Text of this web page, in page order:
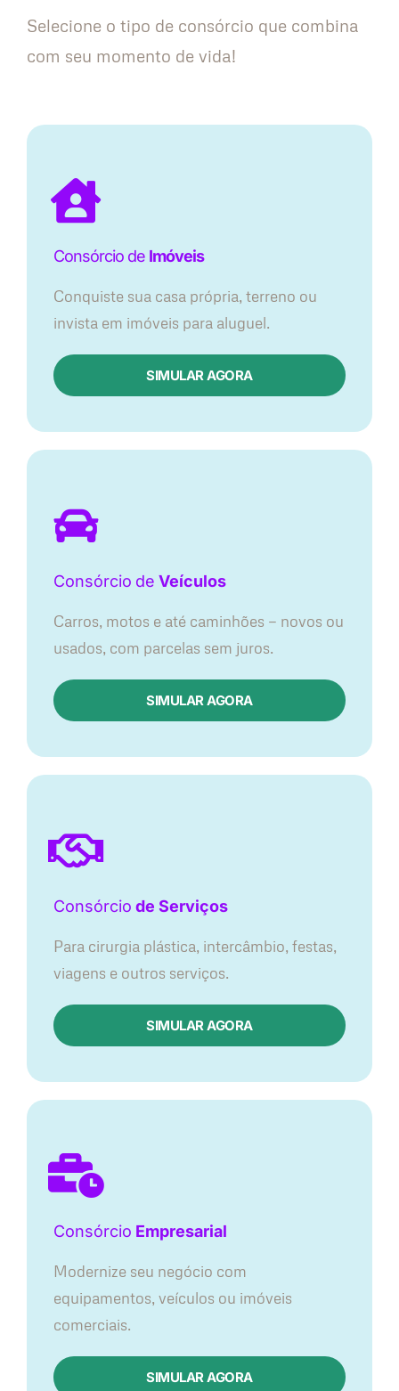
Selecione o tipo de consórcio que combina
com seu momento de vida!
Consórcio de Imóveis
Conquiste sua casa própria, terreno ou
invista em imóveis para aluguel.
SIMULAR AGORA​
Consórcio de Veículos
Carros, motos e até caminhões — novos ou
usados, com parcelas sem juros.
SIMULAR AGORA
Consórcio de Serviços
Para cirurgia plástica, intercâmbio, festas,
viagens e outros serviços.
SIMULAR AGORA
Consórcio Empresarial
Modernize seu negócio com
equipamentos, veículos ou imóveis
comerciais.
SIMULAR AGORA